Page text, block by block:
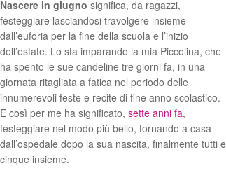
Nascere in giugno significa, da ragazzi,
festeggiare lasciandosi travolgere insieme
dall’euforia per la fine della scuola e l’inizio
dell’estate. Lo sta imparando la mia Piccolina, che
ha spento le sue candeline tre giorni fa, in una
giornata ritagliata a fatica nel periodo delle
innumerevoli feste e recite di fine anno scolastico.
E così per me ha significato, sette anni fa,
festeggiare nel modo più bello, tornando a casa
dall’ospedale dopo la sua nascita, finalmente tutti e
cinque insieme.